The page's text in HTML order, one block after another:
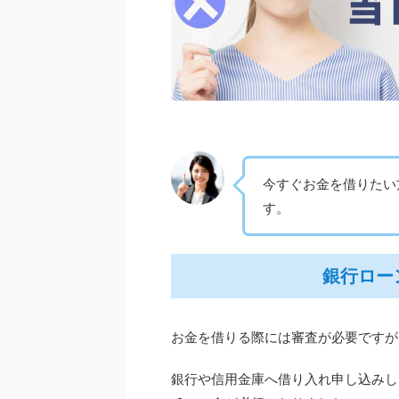
今すぐお金を借りた
す。
銀行ロー
お金を借りる際には審査が必要です
銀行や信用金庫へ借り入れ申し込み